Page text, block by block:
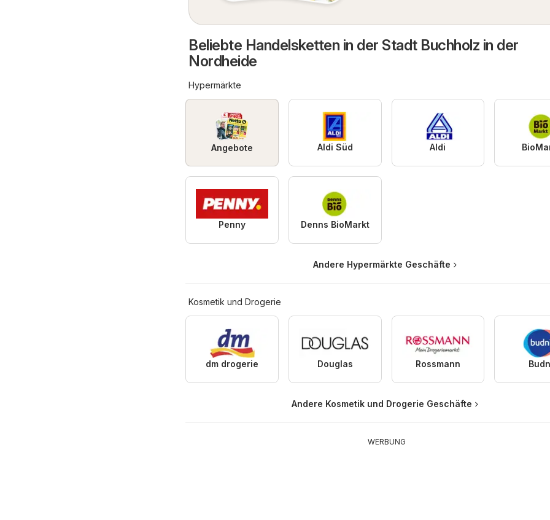
Beliebte Handelsketten in der Stadt Buchholz in der
Nordheide
Hypermärkte
Angebote Aldi Süd Aldi
Penny Denns BioMarkt
Andere Hypermärkte Geschäfte
Kosmetik und Drogerie
dm drogerie Douglas Rossmann
Andere Kosmetik und Drogerie Geschäfte
WERBUNG